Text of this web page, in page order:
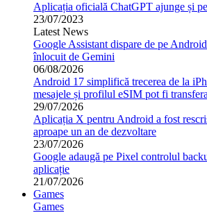
Aplicația oficială ChatGPT ajunge și
23/07/2023
Latest News
Google Assistant dispare de pe
înlocuit de Gemini
06/08/2026
Android 17 simplifică trecerea de la
mesajele și profilul eSIM pot fi
29/07/2026
Aplicația X pentru Android a fost
aproape un an de dezvoltare
23/07/2026
Google adaugă pe Pixel controlul
aplicație
21/07/2026
Games
Games